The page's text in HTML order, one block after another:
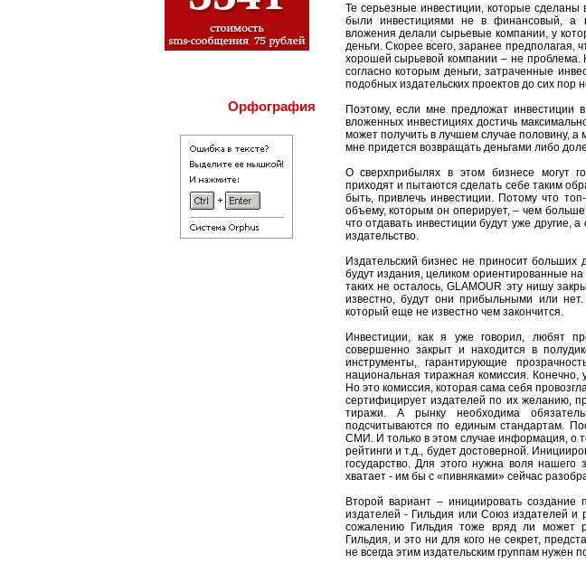
Орфография
Те серьезные инвестиции, которые сделаны
были инвестициями не в финансовый, а
вложения делали сырьевые компании, у
деньги. Скорее всего, заранее предполагая,
хорошей сырьевой компании – не
согласно которым деньги, затраченные
подобных издательских проектов до сих пор
Поэтому, если мне предложат инвестиции
вложенных инвестициях достичь
может получить в лучшем случае половину, а
мне придется возвращать деньгами либо
О сверхприбылях в этом бизнесе могут
приходят и пытаются сделать себе таким
быть, привлечь инвестиции. Потому что
объему, которым он оперирует, – чем
что отдавать инвестиции будут уже другие,
издательство.
Издательский бизнес не приносит больших
будут издания, целиком ориентированные
таких не осталось, GLAMOUR эту нишу
известно, будут они прибыльными или
который еще не известно чем закончится.
Инвестиции, как я уже говорил, любят
совершенно закрыт и находится в
инструменты, гарантирующие
национальная тиражная комиссия.
Но это комиссия, которая сама себя
сертифицирует издателей по их желанию,
тиражи. А рынку необходима
подсчитываются по единым стандартам.
СМИ. И только в этом случае информация, о
рейтинги и т.д., будет достоверной.
государство. Для этого нужна воля нашего
хватает - им бы с «пивняками» сейчас
Второй вариант – инициировать
издателей - Гильдия или Союз издателей и
сожалению Гильдия тоже вряд ли может
Гильдия, и это ни для кого не секрет,
не всегда этим издательским группам нужен